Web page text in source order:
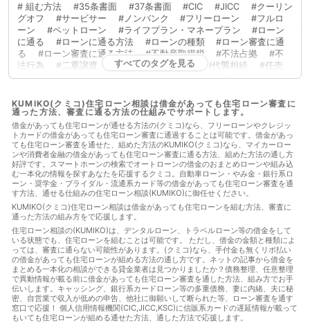
組む方法
35条書面 37条書面 CIC JICC
クーリン
グオフ
サービサー ノンバンク フリーローン
フルロ
ーン
ペットローン ライフプラン・マネープラン
ローン
に通る
ローンに通る方法 ローンの種類
ローン審査に通
る
ローン審査に通る方法 不動産取得税 不法占拠
不
法行為
二重譲渡 代物弁済 代理人 代襲相続
任売
任意売却
低層住居専用地域 住宅ローン
住宅ローンに通
商品
住宅ローン審査 住宅ローン審査に通る
住宅ローン
審査に通る方法
住宅ローン相談 住宅購入
使用者責任
使用貸借
保佐人 個人信用情報 借地借家法
借地権
借金
借金あってもローンに通った
借金あってもローンに通
る
借金あってもローンに通る方法
借金あってもローン審査
に通る
借金あってもローン審査に通る方法
借金あっても住
宅ローンに通る
借金あっても住宅ローンに通る方法
借金あ
っても住宅ローン審査に通る
借金あっても住宅ローン審査に通
る方法
借金あっても審査に通る
借金あっても審査に通る方
法
借金あっても通る 借金あっても通る方法
借金があっ
てもローンに通る
借金があってもローンに通る方法
あってもローン審査に通る
借金があってもローン審査に通る方
法
借金があっても住宅ローンに通る
借金があっても住宅ロ
ーンに通る方法
借金があっても住宅ローンを組む
借金があ
っても住宅ローン審査に通る
借金があっても住宅ローン審査に
通る方法
借金があっても住宅ローン審査に通る方法
借金が
あっても住宅ローン審査に通過することは可能
借金があっても
審査に通る
借金があっても審査に通る
借金があっても審査
に通る方法
借金があっても通る 借金があっても通る
借
金があっても通る方法
借金があってローンに通る
すべてのタグを見る
KUMIKO(クミコ)住宅ローン相談は借金があっても住宅ローン審査に
通った方法、審査に通る方法の仕組みでサポートします。
借金があっても住宅ローンが通せる方法の(クミコ)なら、フリーローンやクレジッ
トカードの借金があっても住宅ローン審査に通過することは可能です。借金があっ
ても住宅ローン審査を通せた、組めた方法のKUMIKO(クミコ)なら、マイカーロー
ンや消費者金融の借金があっても住宅ローン審査に通る方法、組めた方法の通し方
好評です。スマートホーンの検索でオートローンの借金のおまとめローンや組み込
む一本化の情報を探すあなたを応援するクミコ。自動車ローン・やみ金・銀行系ロ
ーン・奨学金・ブライダル・流通系カード等の借金があっても住宅ローン審査を通
す方法、通せる仕組みの住宅ローン相談(KUMIKO)に御任せください。
KUMIKO(クミコ)住宅ローン相談は借金があっても住宅ローンを組む方法、審査に
通った方法の組み方をで応援します。
住宅ローン相談の(KUMIKO)は、デンタルローン、トラベルローン等の借金をして
いる状態でも、住宅ローンを組むことは可能です。 ただし、借金の金額と種類によ
っては、審査に通らない可能性があります。(クミコ)なら、手付金も無くリボ払い
の借金があっても住宅ローンが組める方法の通し方です。ネットの記事から借金を
まとめる一本化の相談ができる貸金業者は見つかりましたか？債務整理、任意整理
で異動情報が載る前に借金があっても住宅ローン審査を通した方法、組み方でお手
伝いします。キャッシング、銀行系カードローン等の多重債務、妻に内緒、夫に秘
密、自営業で収入が低めの申告、他社に御願いして断られた等、ローン審査を通す
窓口で応援！ 個人信用情報機関(CIC,JICC,KSC)に信販系カードの遅延情報が載って
もいても住宅ローンが組める通せた方法、通した方法で応援します。